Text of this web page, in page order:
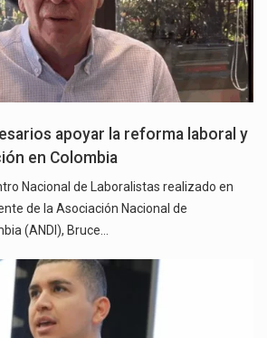
apoyar la reforma laboral y
en Colombia
Nacional de Laboralistas realizado en
de la Asociación Nacional de
(ANDI), Bruce…